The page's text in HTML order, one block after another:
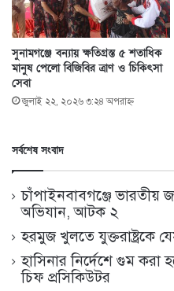
সুনামগঞ্জে বন্যায় ক্ষতিগ্রস্ত ৫ শতাধিক
মানুষ পেলো বিজিবির ত্রাণ ও চিকিৎসা
সেবা
জুলাই ২২, ২০২৬ ৩:২৪ অপরাহ্ণ
সর্বশেষ সংবাদ
চাঁপাইনবাবগঞ্জে ভারতীয়
অভিযান, আটক ২
হরমুজ খুলতে যুক্তরাষ্ট্রকে
হাসিনার নির্দেশে গুম
চিফ প্রসিকিউটর